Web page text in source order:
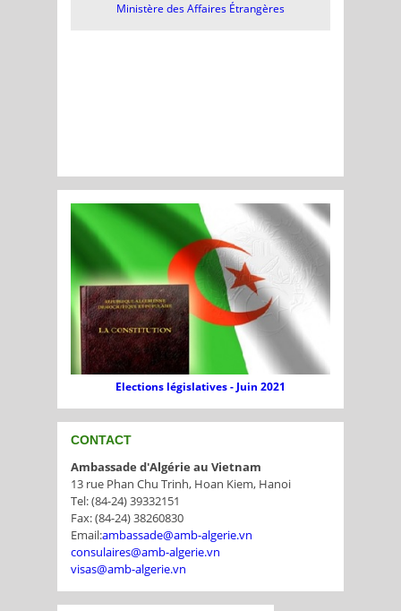
Ministère des Affaires Étrangères
Elections législatives - Juin 2021
CONTACT
Ambassade d'Algérie au Vietnam
13 rue Phan Chu Trinh, Hoan Kiem, Hanoi
Tel: (84-24) 39332151
Fax: (84-24) 38260830
Email:ambassade@amb-algerie.vn
consulaires@amb-algerie.vn
visas@amb-algerie.vn